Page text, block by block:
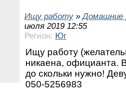
Ищу работу »Домашние
июля 2019 12:55
Регион: Юг
Ищу работу
никаена, официанта.
до скольки нужно!
050-5256983